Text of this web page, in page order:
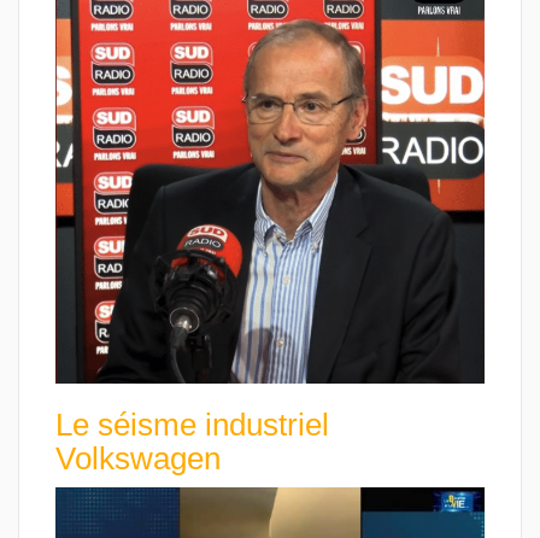
Le séisme industriel
Volkswagen